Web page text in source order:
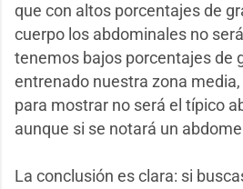
que con altos porcentajes de
cuerpo los abdominales no
tenemos bajos porcentajes de
entrenado nuestra zona
para mostrar no será el típico
aunque si se notará un
La conclusión es clara: si